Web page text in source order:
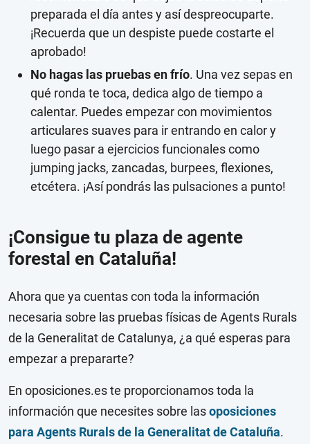
preparada el día antes y así despreocuparte.
¡Recuerda que un despiste puede costarte el
aprobado!
No hagas las pruebas en frío. Una vez sepas en
qué ronda te toca, dedica algo de tiempo a
calentar. Puedes empezar con movimientos
articulares suaves para ir entrando en calor y
luego pasar a ejercicios funcionales como
jumping jacks, zancadas, burpees, flexiones,
etcétera. ¡Así pondrás las pulsaciones a punto!
¡Consigue tu plaza de agente
forestal en Cataluña!
Ahora que ya cuentas con toda la información
necesaria sobre las pruebas físicas de Agents Rurals
de la Generalitat de Catalunya, ¿a qué esperas para
empezar a prepararte?
En oposiciones.es te proporcionamos toda la
información que necesites sobre lasoposiciones
para Agents Rurals de la Generalitat de Cataluña.